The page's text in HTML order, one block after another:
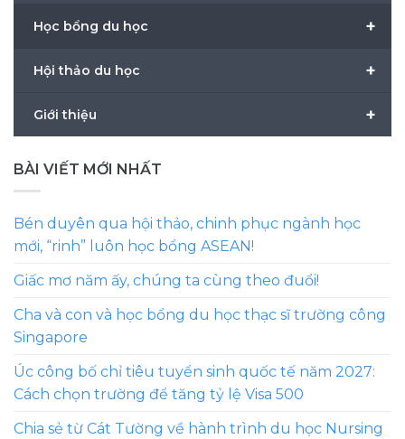
+
Học bổng du học
+
Hội thảo du học
+
Giới thiệu
BÀI VIẾT MỚI NHẤT
Bén duyên qua hội thảo, chinh phục ngành học
mới, “rinh” luôn học bổng ASEAN!
Giấc mơ năm ấy, chúng ta cùng theo đuổi!
Cha và con và học bổng du học thạc sĩ trường công
Singapore
Úc công bố chỉ tiêu tuyển sinh quốc tế năm 2027:
Cách chọn trường để tăng tỷ lệ Visa 500
Chia sẻ từ Cát Tường về hành trình du học Nursing